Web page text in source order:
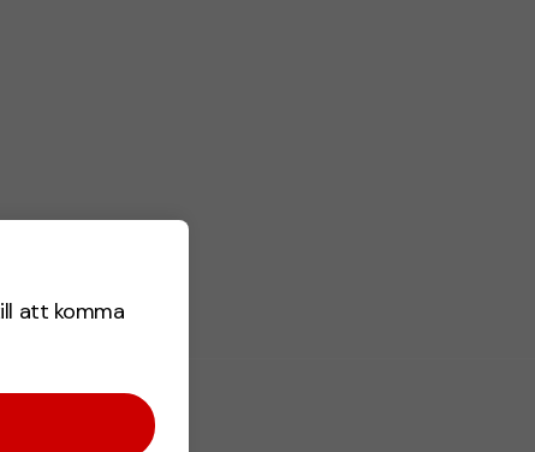
att komma